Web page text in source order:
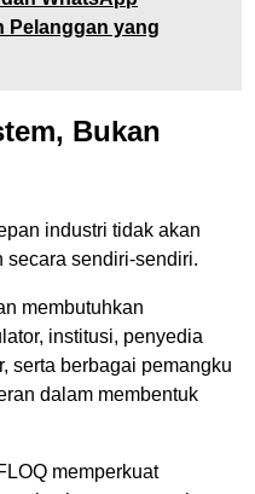
Pelanggan yang
Bukan
industri tidak akan
secara sendiri-sendiri.
membutuhkan
institusi, penyedia
serta berbagai pemangku
dalam membentuk
memperkuat